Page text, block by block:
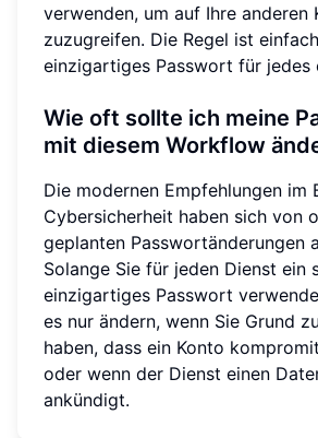
verwenden, um auf Ihre anderen
zuzugreifen. Die Regel ist
einzigartiges Passwort für jedes
Wie oft sollte ich meine
mit diesem Workflow
Die modernen Empfehlungen im
Cybersicherheit haben sich von
geplanten Passwortänderungen
Solange Sie für jeden Dienst ein
einzigartiges Passwort
es nur ändern, wenn Sie Grund
haben, dass ein Konto
oder wenn der Dienst einen
ankündigt.